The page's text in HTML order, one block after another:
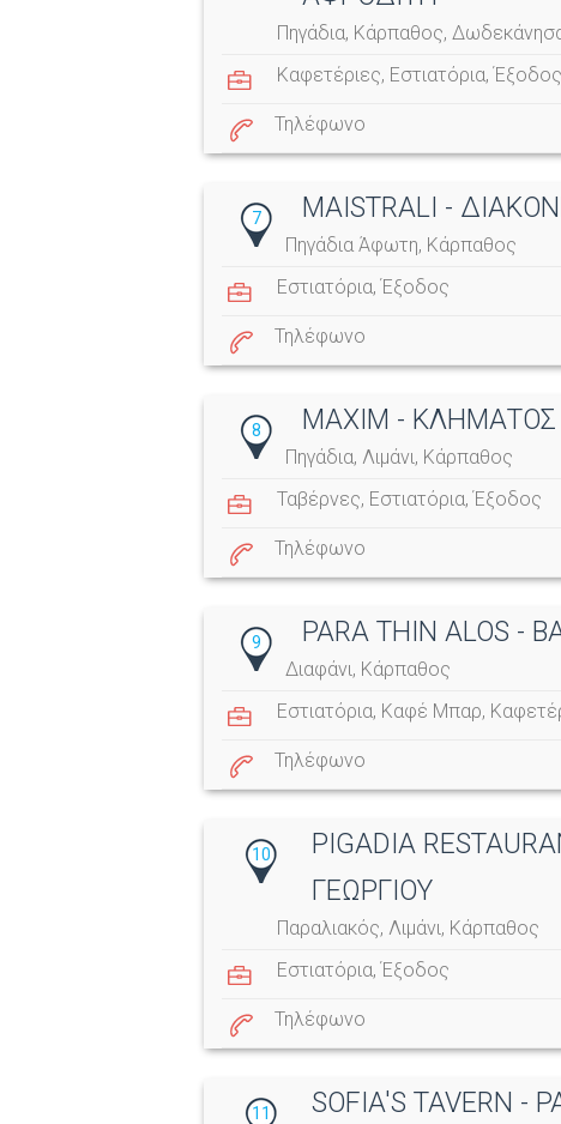
Πηγάδια, Κάρπαθος,
Καφετέριες, Εστιατόρια,Έξοδος
Τηλέφωνο
7 MAISTRALI -
Πηγάδια Άφωτη, Κάρπαθος
Εστιατόρια,Έξοδος
Τηλέφωνο
8 MAXIM -
Πηγάδια, Λιμάνι, Κάρπαθος
Ταβέρνες, Εστιατόρια,Έξοδος
Τηλέφωνο
9 PARA THIN ALOS -
Διαφάνι, Κάρπαθος
Εστιατόρια, Καφέ Μπαρ,
Τηλέφωνο
10
PIGADIA
ΓΕΩΡΓΙΟΥ
Παραλιακός, Λιμάνι, Κάρπαθος
Εστιατόρια,Έξοδος
Τηλέφωνο
11 SOFIA'S TAVERN -